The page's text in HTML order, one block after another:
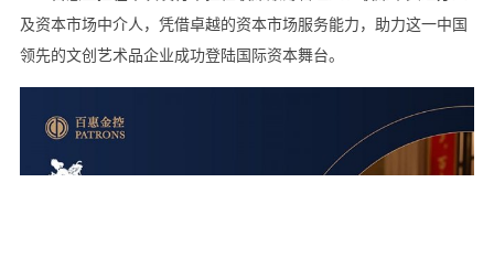
及资本市场中介人，凭借卓越的资本市场服务能力，助力这一中国
领先的文创艺术品企业成功登陆国际资本舞台。